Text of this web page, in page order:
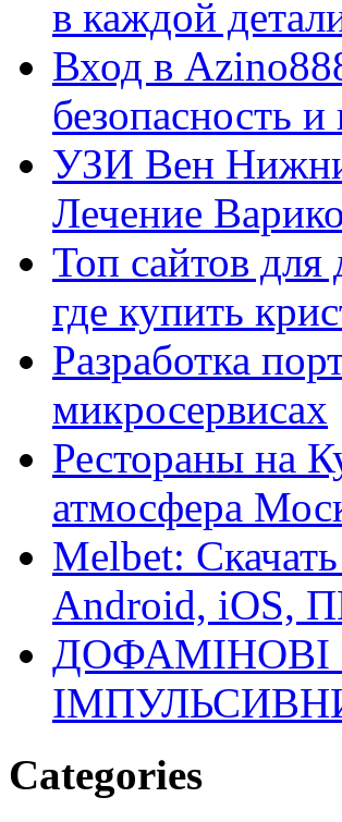
в каждой
Вход в
безопасность
УЗИ Вен
Лечение
Топ сайтов
где купить
Разработка
микросервисах
Рестораны на
атмосфера
Melbet:
Android, iOS,
Categories